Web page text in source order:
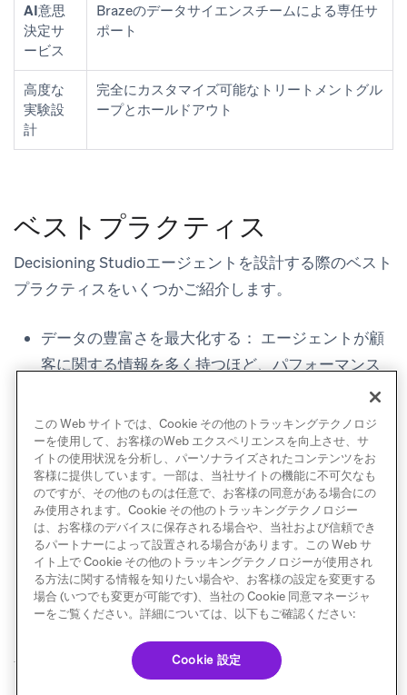
AI意思
決定サ
ービス
Brazeのデータサイエンスチームによる専任サ
ポート
高度な
実験設
計
完全にカスタマイズ可能なトリートメントグル
ープとホールドアウト
ベストプラクティス
Decisioning Studioエージェントを設計する際のベスト
プラクティスをいくつかご紹介します。
データの豊富さを最大化する： エージェントが顧
客に関する情報を多く持つほど、パフォーマンス
アクションを多様化する：エージェントが取れる
アクションのセットが多様であるほど、各ユーザ
ーに対する戦略をよりパーソナライズできます。
制約を最小限にする：エージェントに対する制約
は少ないほど効果的です。制約はビジネスルール
を遵守しつつ、エージェント主導の実験をできる
限り自由にするよう設計してください。
© Braze. All Rights Reserved Privacy Policy
この Web サイトでは、Cookie その他のトラッキングテクノロジ
ーを使用して、お客様のWeb エクスペリエンスを向上させ、サ
イトの使用状況を分析し、パーソナライズされたコンテンツをお
客様に提供しています。一部は、当社サイトの機能に不可欠なも
のですが、その他のものは任意で、お客様の同意がある場合にの
み使用されます。Cookie その他のトラッキングテクノロジー
は、お客様のデバイスに保存される場合や、当社および信頼でき
るパートナーによって設置される場合があります。この Web サ
イト上で Cookie その他のトラッキングテクノロジーが使用され
る方法に関する情報を知りたい場合や、お客様の設定を変更する
場合 (いつでも変更が可能です)、当社の Cookie 同意マネージャ
ーをご覧ください。詳細については、以下もご確認ください:
Cookie 設定